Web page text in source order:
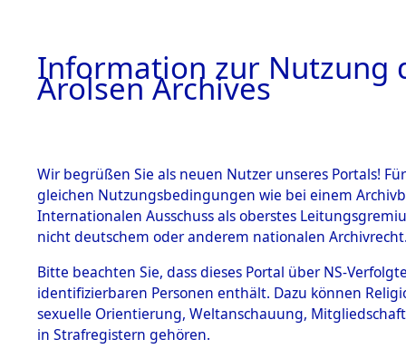
BESTÄNDE
1.
Inhaftierungsdoku
mente
1.2.9 Beim ITS
verwahrte
3Akten
JOHANN
Information zur Nutzung
Arolsen Archives
Wir begrüßen Sie als neuen Nutzer unseres Portals!
gleichen Nutzungsbedingungen wie bei einem
Internationalen Ausschuss als oberstes
nicht deutschem oder anderem nationalen
Bitte beachten Sie, dass dieses Portal über NS-
identifizierbaren Personen enthält. Dazu können
sexuelle Orientierung, Weltanschauung,
in Strafregistern gehören.